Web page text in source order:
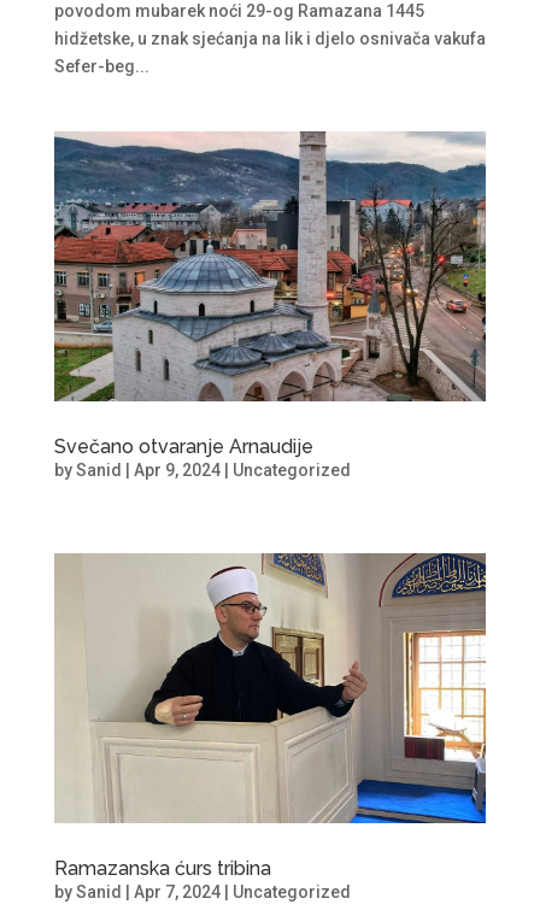
povodom mubarek noći 29-og Ramazana 1445
hidžetske, u znak sjećanja na lik i djelo osnivača vakufa
Sefer-beg...
Svečano otvaranje Arnaudije
bySanid Apr 9, 2024| Uncategorized
Ramazanska ćurs tribina
bySanid Apr 7, 2024| Uncategorized